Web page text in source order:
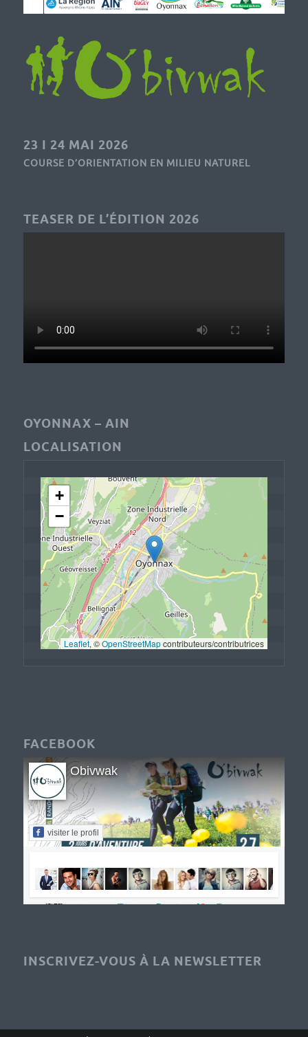
23 I 24 MAI 2026
COURSE D’ORIENTATION EN MILIEU NATUREL
TEASER DE L’ÉDITION 2026
OYONNAX – AIN
LOCALISATION
+
−
Leaflet, © OpenStreetMap contributeurs/contributrices
FACEBOOK
Obivwak
visiter le profil
INSCRIVEZ-VOUS À LA NEWSLETTER